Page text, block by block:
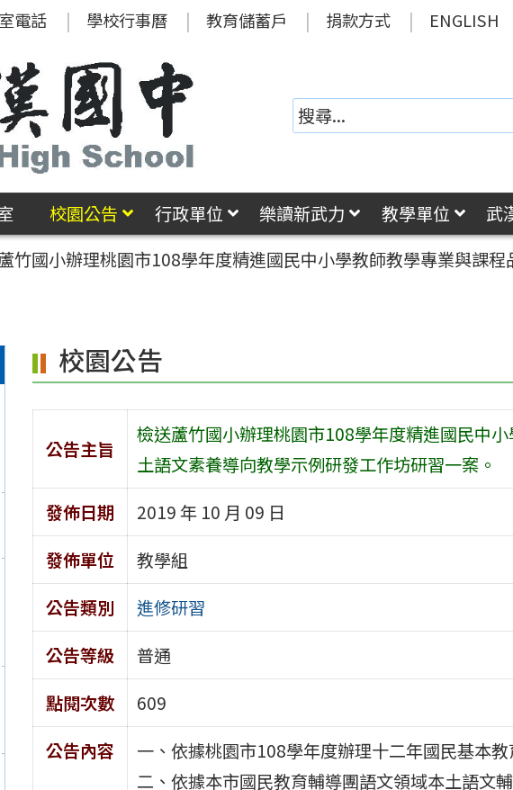
電話 學校行事曆 教育儲蓄戶 捐款方式 ENGLISH
校園公告 行政單位 樂讀新武力 教學單位 武
竹國小辦理桃園市108學年度精進國民中小學教師教學專業與課
校園公告
公告主旨
檢送蘆竹國小辦理桃園市108學年度精進國民中
土語文素養導向教學示例研發工作坊研習一案。
發佈日期
2019 年 10 月 09 日
發佈單位
教學組
公告類別
進修研習
公告等級
普通
點閱次數
609
公告內容
一、依據桃園市108學年度辦理十二年國民基本
二、依據本市國民教育輔導團語文領域本土語文